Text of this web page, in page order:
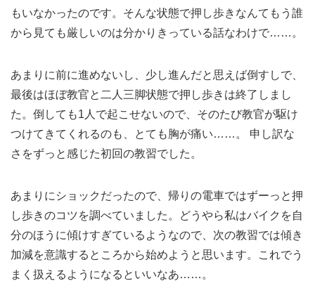
もいなかったのです。そんな状態で押し歩きなんてもう誰
から見ても厳しいのは分かりきっている話なわけで……。
あまりに前に進めないし、少し進んだと思えば倒すしで、
最後はほぼ教官と二人三脚状態で押し歩きは終了しまし
た。倒しても1人で起こせないので、そのたび教官が駆け
つけてきてくれるのも、とても胸が痛い……。 申し訳な
さをずっと感じた初回の教習でした。
あまりにショックだったので、帰りの電車ではずーっと押
し歩きのコツを調べていました。どうやら私はバイクを自
分のほうに傾けすぎているようなので、次の教習では傾き
加減を意識するところから始めようと思います。これでう
まく扱えるようになるといいなあ……。